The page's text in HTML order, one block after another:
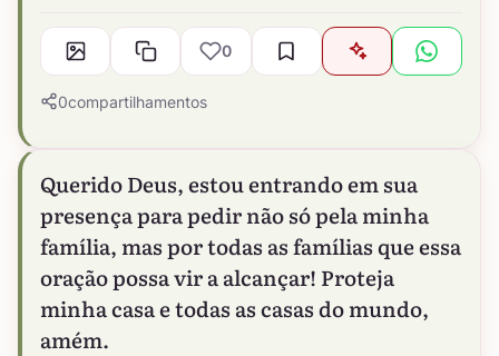
0
0compartilhamentos
Querido Deus, estou entrando em sua
presença para pedir não só pela minha
família, mas por todas as famílias que essa
oração possa vir a alcançar! Proteja
minha casa e todas as casas do mundo,
amém.